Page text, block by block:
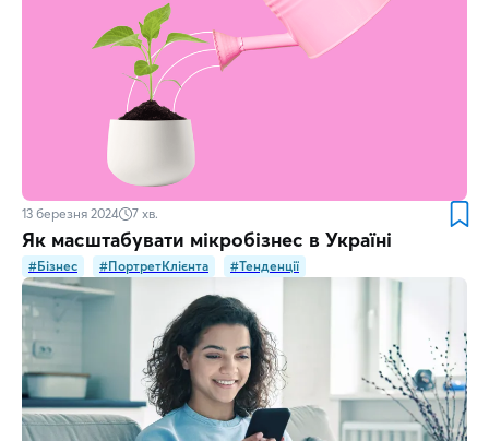
13 березня 2024 7 хв.
Як масштабувати мікробізнес в Україні
#Бізнес #ПортретКлієнта #Тенденції